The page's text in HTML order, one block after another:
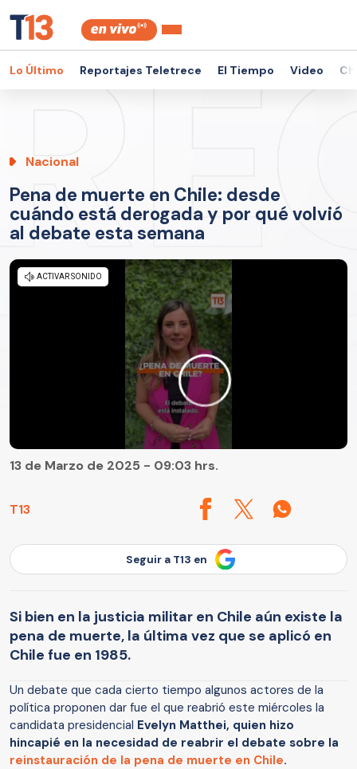
Lo Último Reportajes Teletrece El Tiempo Video
Nacional
Pena de muerte en Chile: desde
cuándo está derogada y por qué volvió
al debate esta semana
T13
13 de Marzo de 2025 - 09:03 hrs.
Seguir a T13 en
Si bien en la justicia militar en Chile aún existe la
pena de muerte, la última vez que se aplicó en
Chile fue en 1985.
Un debate que cada cierto tiempo algunos actores de la
política proponen dar fue el que reabrió este miércoles la
candidata presidencial Evelyn Matthei, quien hizo
hincapié en la necesidad de reabrir el debate sobre la
reinstauración de la pena de muerte en Chile.